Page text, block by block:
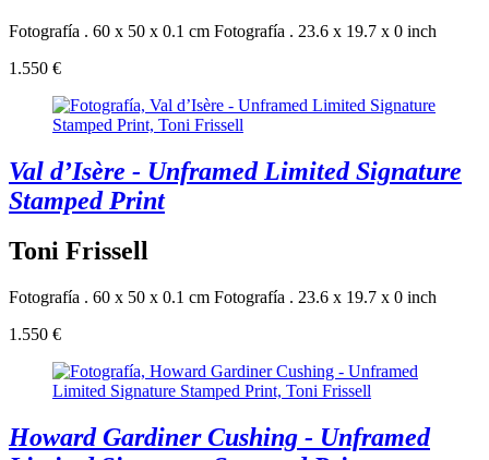
Fotografía . 60 x 50 x 0.1 cm Fotografía . 23.6 x 19.7 x 0 inch
1.550 €
Val d’Isère - Unframed Limited Signature
Stamped Print
Toni Frissell
Fotografía . 60 x 50 x 0.1 cm Fotografía . 23.6 x 19.7 x 0 inch
1.550 €
Howard Gardiner Cushing - Unframed